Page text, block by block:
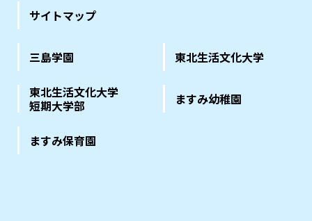
サイトマップ
三島学園 東北生活文化大学
東北生活文化大学
短期大学部
ますみ幼稚園
ますみ保育園